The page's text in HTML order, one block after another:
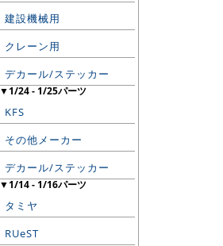
建設機械用
クレーン用
デカール/ステッカー
▼1/24 - 1/25パーツ
KFS
その他メーカー
デカール/ステッカー
▼1/14 - 1/16パーツ
タミヤ
RUeST